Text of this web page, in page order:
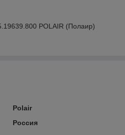
POLAIR (Полаир)
Polair
Россия